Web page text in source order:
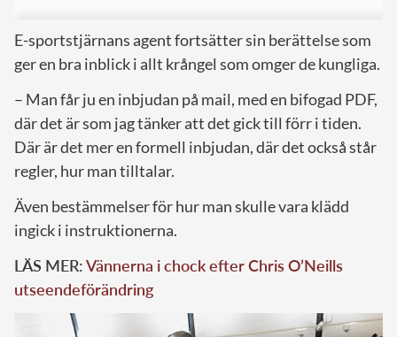
E-sportstjärnans agent fortsätter sin berättelse som
ger en bra inblick i allt krångel som omger de kungliga.
– Man får ju en inbjudan på mail, med en bifogad PDF,
där det är som jag tänker att det gick till förr i tiden.
Där är det mer en formell inbjudan, där det också står
regler, hur man tilltalar.
Även bestämmelser för hur man skulle vara klädd
ingick i instruktionerna.
LÄS MER:Vännerna i chock efter Chris O’Neills
utseendeförändring